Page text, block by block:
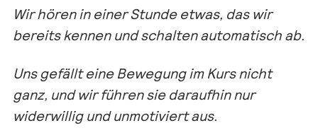
Wir hören in einer Stunde etwas, das wir
bereits kennen und schalten automatisch ab.
Uns gefällt eine Bewegung im Kurs nicht
ganz, undwir führen sie daraufhin nur
widerwillig und unmotiviert aus.